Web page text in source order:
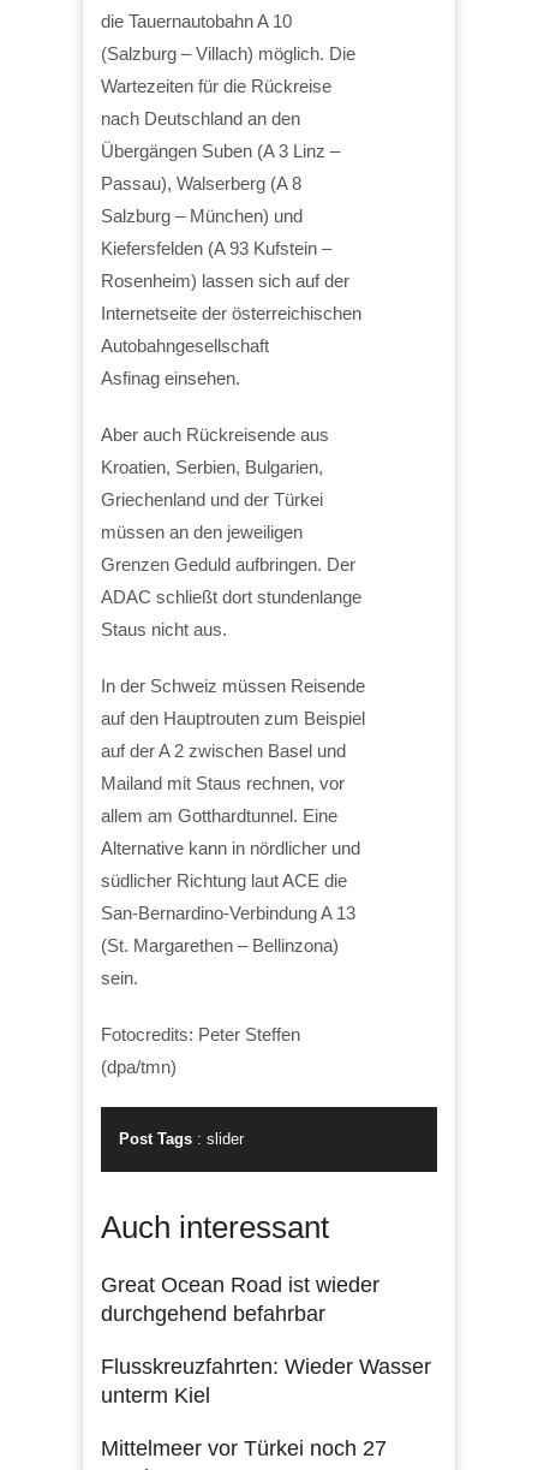
die Tauernautobahn A 10
(Salzburg – Villach) möglich. Die
Wartezeiten für die Rückreise
nach Deutschland an den
Übergängen Suben (A 3 Linz –
Passau), Walserberg (A 8
Salzburg – München) und
Kiefersfelden (A 93 Kufstein –
Rosenheim) lassen sich auf der
Internetseite der österreichischen
Autobahngesellschaft
Asfinag einsehen.
Aber auch Rückreisende aus
Kroatien, Serbien, Bulgarien,
Griechenland und der Türkei
müssen an den jeweiligen
Grenzen Geduld aufbringen. Der
ADAC schließt dort stundenlange
Staus nicht aus.
In der Schweiz müssen Reisende
auf den Hauptrouten zum Beispiel
auf der A 2 zwischen Basel und
Mailand mit Staus rechnen, vor
allem am Gotthardtunnel. Eine
Alternative kann in nördlicher und
südlicher Richtung laut ACE die
San-Bernardino-Verbindung A 13
(St. Margarethen – Bellinzona)
sein.
Fotocredits: Peter Steffen
(dpa/tmn)
Post Tags : slider
Auch interessant
Great Ocean Road ist wieder
durchgehend befahrbar
Flusskreuzfahrten: Wieder Wasser
unterm Kiel
Mittelmeer vor Türkei noch 27